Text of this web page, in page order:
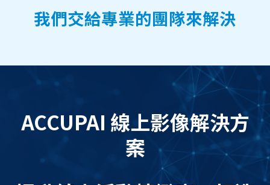
我們交給專業的團隊來解決
ACCUPAI 線上影像解決方
案